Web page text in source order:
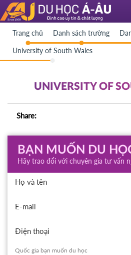
Trang chủ Danh sách trường
University of South Wales
UNIVERSITY OF
Share:
BẠN MUỐN DU
Hãy trao đổi với chuyên gia tư vấn
Họ và tên
E-mail
Điện thoại
Quốc gia bạn muốn du học